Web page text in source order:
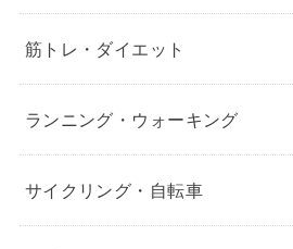
筋トレ・ダイエット
ランニング・ウォーキング
サイクリング・自転車